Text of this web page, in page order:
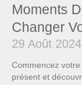
Moments
Changer
29 Août 2024
Commencez
présent et